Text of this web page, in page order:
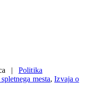
| Politika
mesta,Izvaja o